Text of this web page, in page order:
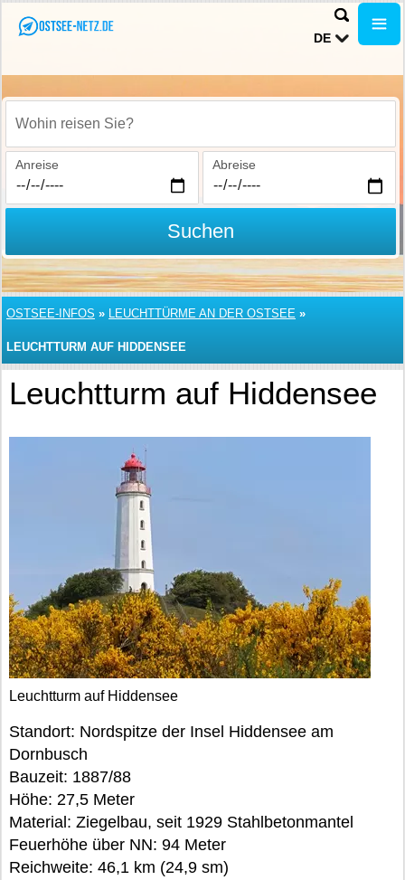
DE
Wohin reisen Sie?
Anreise Abreise
Suchen
OSTSEE-INFOS » LEUCHTTÜRME AN DER OSTSEE »
LEUCHTTURM AUF HIDDENSEE
Leuchtturm auf Hiddensee
Leuchtturm auf Hiddensee
Standort: Nordspitze der Insel Hiddensee am
Dornbusch
Bauzeit: 1887/88
Höhe: 27,5 Meter
Material: Ziegelbau, seit 1929 Stahlbetonmantel
Feuerhöhe über NN: 94 Meter
Reichweite: 46,1 km (24,9 sm)